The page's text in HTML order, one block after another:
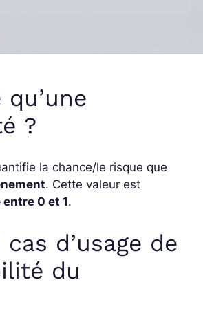
qu’une
?
la chance/le risque que
. Cette valeur est
0 et 1.
d’usage de
du